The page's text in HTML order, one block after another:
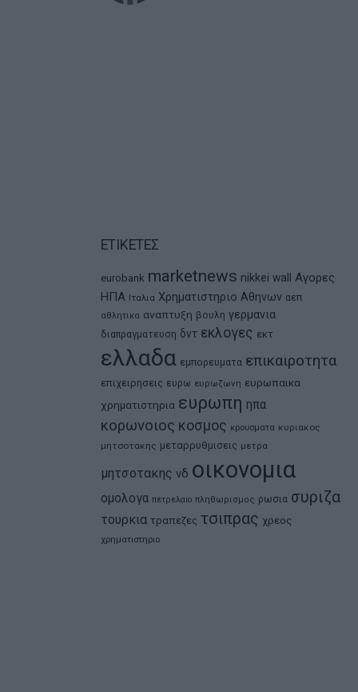
ΕΤΙΚΕΤΕΣ
eurobank marketnews nikkei wall
Αγορες
ΗΠΑ Ιταλια Χρηματιστηριο Αθηνων αεπ
αθλητικα αναπτυξη βουλη γερμανια
διαπραγματευση δντ εκλογες εκτ
ελλαδα εμπορευματα επικαιροτητα
επιχειρησεις ευρω ευρωζωνη ευρωπαικα
χρηματιστηρια ευρωπη ηπα
κορωνοιος κοσμος κρουσματα κυριακος
μητσοτακης μεταρρυθμισεις μετρα
μητσοτακης νδ οικονομια
ομολογα πετρελαιο πληθωρισμος ρωσια συριζα
τουρκια τραπεζες τσιπρας χρεος
χρηματιστηριο